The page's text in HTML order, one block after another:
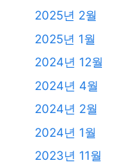
2025년 2월
2025년 1월
2024년 12월
2024년 4월
2024년 2월
2024년 1월
2023년 11월